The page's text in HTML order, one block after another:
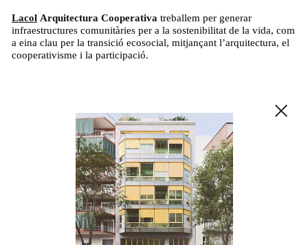
Lacol Arquitectura Cooperativa treballem per generar
infraestructures comunitàries per a la sostenibilitat de la vida, com
a eina clau per la transició ecosocial, mitjançant l’arquitectura, el
cooperativisme i la participació.